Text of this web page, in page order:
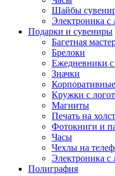
Шайбы
Электроника с
Подарки и сувениры
Багетная
Брелоки
Ежедневники
Значки
Кружки с
Магниты
Печать на
Фотокниги и
Часы
Чехлы на
Электроника с
Полиграфия